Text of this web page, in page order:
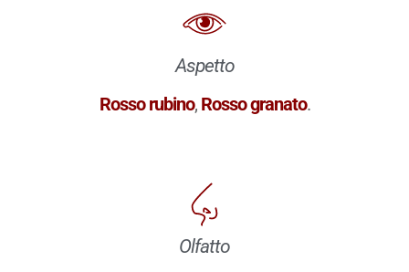
Aspetto
Rosso rubino, Rosso granato.
Olfatto